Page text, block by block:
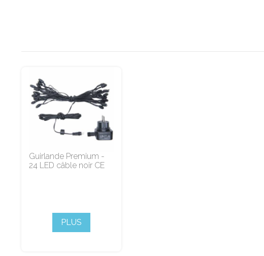
Guirlande Premium -
24 LED câble noir CE
PLUS